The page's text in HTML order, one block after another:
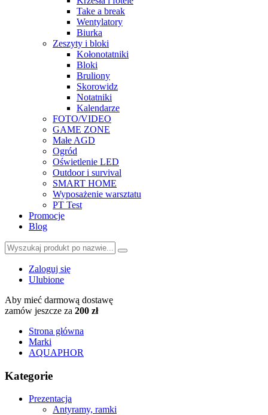
Take a break
Wentylatory
Biurka
Zeszyty i bloki
Kołonotatniki
Bloki
Bruliony
Skorowidz
Notatniki
Kalendarze
FOTO/VIDEO
GAME ZONE
Małe AGD
Ogród
Oświetlenie LED
Outdoor i survival
SMART HOME
Wyposażenie warsztatu
PT Test
Promocje
Blog
Zaloguj się
Ulubione
Aby mieć darmową dostawę
zamów jeszcze za 200 zł
Strona główna
Marki
AQUAPHOR
Kategorie
Prezentacja
Antyramy, ramki